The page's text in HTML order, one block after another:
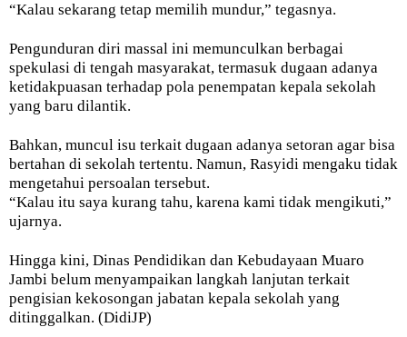
“Kalau sekarang tetap memilih mundur,” tegasnya.
Pengunduran diri massal ini memunculkan berbagai
spekulasi di tengah masyarakat, termasuk dugaan adanya
ketidakpuasan terhadap pola penempatan kepala sekolah
yang baru dilantik.
Bahkan, muncul isu terkait dugaan adanya setoran agar bisa
bertahan di sekolah tertentu. Namun, Rasyidi mengaku tidak
mengetahui persoalan tersebut.
“Kalau itu saya kurang tahu, karena kami tidak mengikuti,”
ujarnya.
Hingga kini, Dinas Pendidikan dan Kebudayaan Muaro
Jambi belum menyampaikan langkah lanjutan terkait
pengisian kekosongan jabatan kepala sekolah yang
ditinggalkan. (DidiJP)